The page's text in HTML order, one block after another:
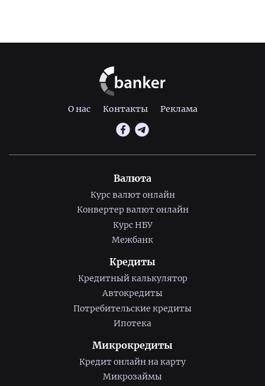
О нас Контакты Реклама
Валюта
Курс валют онлайн
Конвертер валют онлайн
Курс НБУ
Межбанк
Кредиты
Кредитный калькулятор
Автокредиты
Потребительские кредиты
Ипотека
Микрокредиты
Кредит онлайн на карту
Микрозаймы